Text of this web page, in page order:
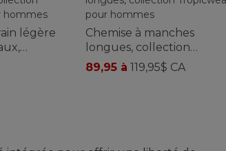
légère
Chemise à manches
longues, collection
Tropicwear, pour hommes
89,95 à 119,95$ CA